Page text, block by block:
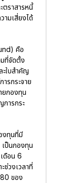
ตราสารหนี้
ามเสี่ยงได้
คือ
ที่จัดตั้ง
ใบสำคัญ
รกระจาย
ยกองทุน
การกระ
งทุนที่มี
เป็นกองทุน
ดือน 6
ช่วงเวลาที่
ของ